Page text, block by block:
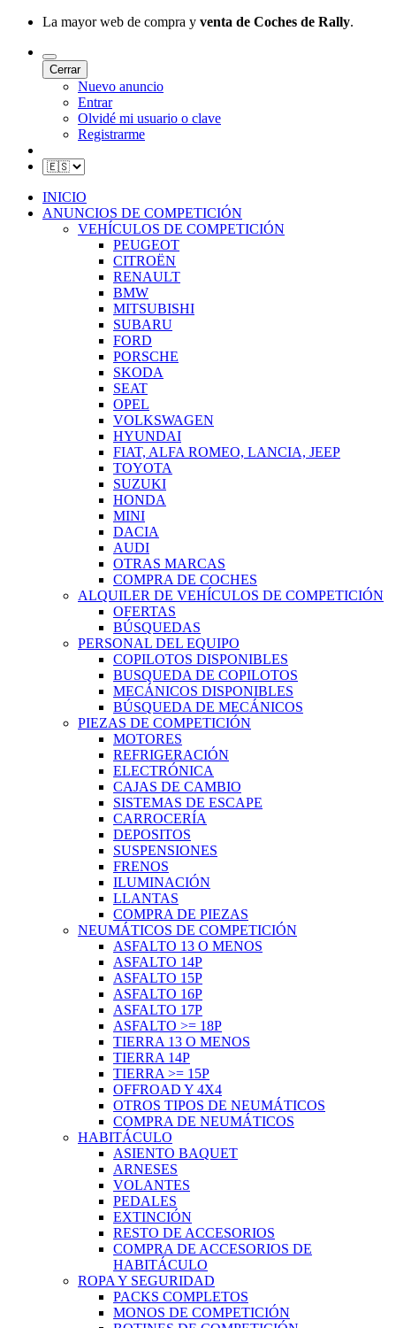
La mayor web de compra y venta de Coches de Rally.
Cerrar
Nuevo anuncio
Entrar
Olvidé mi usuario o clave
Registrarme
INICIO
ANUNCIOS DE COMPETICIÓN
VEHÍCULOS DE COMPETICIÓN
PEUGEOT
CITROËN
RENAULT
BMW
MITSUBISHI
SUBARU
FORD
PORSCHE
SKODA
SEAT
OPEL
VOLKSWAGEN
HYUNDAI
FIAT, ALFA ROMEO, LANCIA, JEEP
TOYOTA
SUZUKI
HONDA
MINI
DACIA
AUDI
OTRAS MARCAS
COMPRA DE COCHES
ALQUILER DE VEHÍCULOS DE COMPETICIÓN
OFERTAS
BÚSQUEDAS
PERSONAL DEL EQUIPO
COPILOTOS DISPONIBLES
BUSQUEDA DE COPILOTOS
MECÁNICOS DISPONIBLES
BÚSQUEDA DE MECÁNICOS
PIEZAS DE COMPETICIÓN
MOTORES
REFRIGERACIÓN
ELECTRÓNICA
CAJAS DE CAMBIO
SISTEMAS DE ESCAPE
CARROCERÍA
DEPOSITOS
SUSPENSIONES
FRENOS
ILUMINACIÓN
LLANTAS
COMPRA DE PIEZAS
NEUMÁTICOS DE COMPETICIÓN
ASFALTO 13 O MENOS
ASFALTO 14P
ASFALTO 15P
ASFALTO 16P
ASFALTO 17P
ASFALTO >= 18P
TIERRA 13 O MENOS
TIERRA 14P
TIERRA >= 15P
OFFROAD Y 4X4
OTROS TIPOS DE NEUMÁTICOS
COMPRA DE NEUMÁTICOS
HABITÁCULO
ASIENTO BAQUET
ARNESES
VOLANTES
PEDALES
EXTINCIÓN
RESTO DE ACCESORIOS
COMPRA DE ACCESORIOS DE
HABITÁCULO
ROPA Y SEGURIDAD
PACKS COMPLETOS
MONOS DE COMPETICIÓN